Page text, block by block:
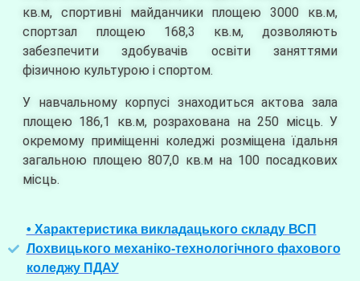
кв.м, спортивні майданчики площею 3000 кв.м,
спортзал площею 168,3 кв.м, дозволяють
забезпечити здобувачів освіти заняттями
фізичною культурою і спортом.
У навчальному корпусі знаходиться актова зала
площею 186,1 кв.м, розрахована на 250 місць. У
окремому приміщенні коледжі розміщена їдальня
загальною площею 807,0 кв.м на 100 посадкових
місць.
• Характеристика викладацького складу ВСП
Лохвицького механіко-технологічного фахового
коледжу ПДАУ